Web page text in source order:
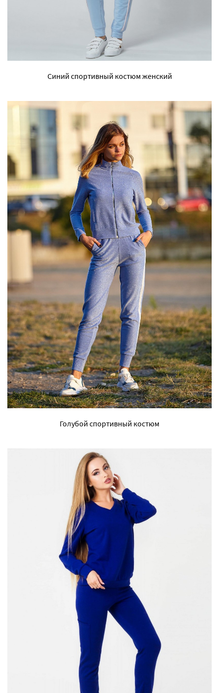
Синий спортивный костюм женский
Голубой спортивный костюм